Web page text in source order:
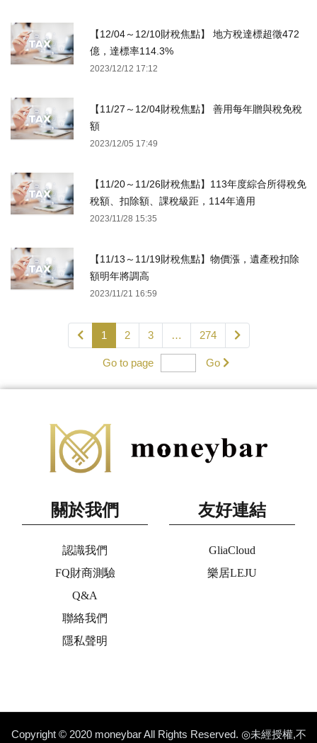
【12/04～12/10財稅焦點】 地方稅達標超徵472
億，達標率114.3%
2023/12/12 17:12
【11/27～12/04財稅焦點】 善用每年贈與稅免稅
額
2023/12/05 17:49
【11/20～11/26財稅焦點】113年度綜合所得稅免
稅額、扣除額、課稅級距，114年適用
2023/11/28 15:35
【11/13～11/19財稅焦點】物價漲，遺產稅扣除
額明年將調高
2023/11/21 16:59
1 2 3 … 274
Go to page Go
關於我們
認識我們
FQ財商測驗
Q&A
聯絡我們
隱私聲明
友好連結
GliaCloud
樂居LEJU
Copyright © 2020 moneybar All Rights Reserved. ◎未經授權,不